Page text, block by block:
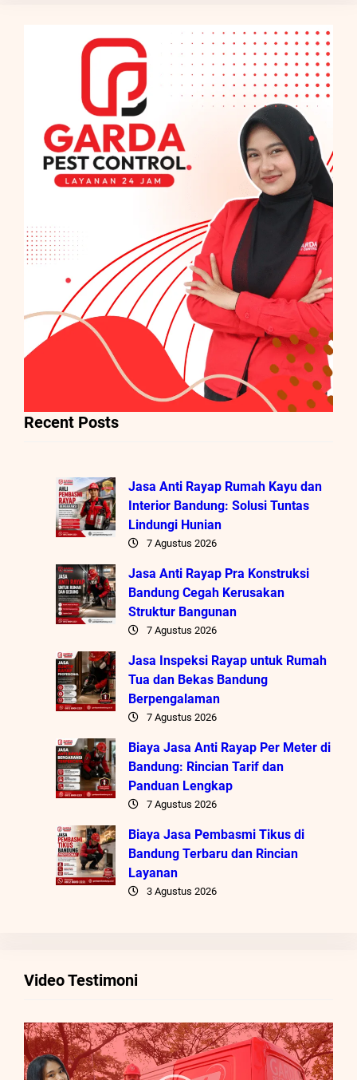
Recent Posts
Jasa Anti Rayap Rumah Kayu dan
Interior Bandung: Solusi Tuntas
Lindungi Hunian
7 Agustus 2026
Jasa Anti Rayap Pra Konstruksi
Bandung Cegah Kerusakan
Struktur Bangunan
7 Agustus 2026
Jasa Inspeksi Rayap untuk Rumah
Tua dan Bekas Bandung
Berpengalaman
7 Agustus 2026
Biaya Jasa Anti Rayap Per Meter di
Bandung: Rincian Tarif dan
Panduan Lengkap
7 Agustus 2026
Biaya Jasa Pembasmi Tikus di
Bandung Terbaru dan Rincian
Layanan
3 Agustus 2026
Video Testimoni